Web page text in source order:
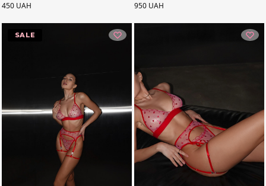
450 UAH 950 UAH
-20%